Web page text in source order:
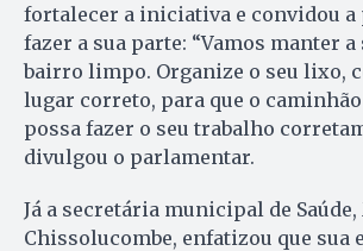
fortalecer a iniciativa e convidou a
fazer a sua parte: “Vamos manter a
bairro limpo. Organize o seu lixo,
lugar correto, para que o
possa fazer o seu trabalho
divulgou o parlamentar.
Já a secretária municipal de
Chissolucombe, enfatizou que sua